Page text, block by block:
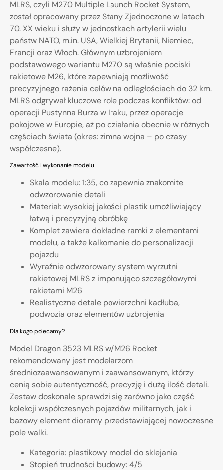
MLRS, czyli M270 Multiple Launch Rocket System,
został opracowany przez Stany Zjednoczone w latach
70. XX wieku i służy w jednostkach artylerii wielu
państw NATO, m.in. USA, Wielkiej Brytanii, Niemiec,
Francji oraz Włoch. Głównym uzbrojeniem
podstawowego wariantu M270 są właśnie pociski
rakietowe M26, które zapewniają możliwość
precyzyjnego rażenia celów na odległościach do 32 km.
MLRS odgrywał kluczowe role podczas konfliktów: od
operacji Pustynna Burza w Iraku, przez operacje
pokojowe w Europie, aż po działania obecnie w różnych
częściach świata (okres: zimna wojna – po czasy
współczesne).
Zawartość i wykonanie modelu
Skala modelu: 1:35, co zapewnia znakomite
odwzorowanie detali
Materiał: wysokiej jakości plastik umożliwiający
łatwą i precyzyjną obróbkę
Komplet zawiera dokładne ramki z elementami
modelu, a także kalkomanie do personalizacji
pojazdu
Wyraźnie odwzorowany system wyrzutni
rakietowej MLRS z imponująco szczegółowymi
rakietami M26
Realistyczne detale powierzchni kadłuba,
podwozia oraz elementów uzbrojenia
Dla kogo polecamy?
Model Dragon 3523 MLRS w/M26 Rocket
rekomendowany jest modelarzom
średniozaawansowanym i zaawansowanym, którzy
cenią sobie autentyczność, precyzję i dużą ilość detali.
Zestaw doskonale sprawdzi się zarówno jako część
kolekcji współczesnych pojazdów militarnych, jak i
bazowy element dioramy przedstawiającej nowoczesne
pole walki.
Kategoria: plastikowy model do sklejania
Stopień trudności budowy: 4/5